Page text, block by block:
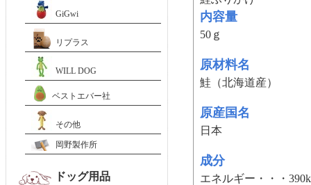
内容量
50ｇ
原材料名
鮭（北海道産）
原産国名
日本
成分
エネルギー・・・
GiGwi
リプラス
WILL DOG
ベストエバー社
その他
岡野製作所
ドッグ用品